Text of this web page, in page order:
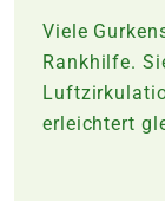
Viele
Rankhilfe.
erleichtert